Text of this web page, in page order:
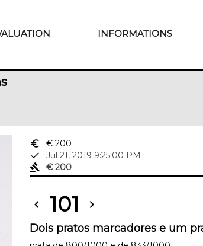
INFORMATIONS
euro_symbol
€ 200
done
Jul 21, 2019 9:25:00 PM
gavel
€ 200
chevron_left 101 chevron_right
Dois pratos marcadores e um